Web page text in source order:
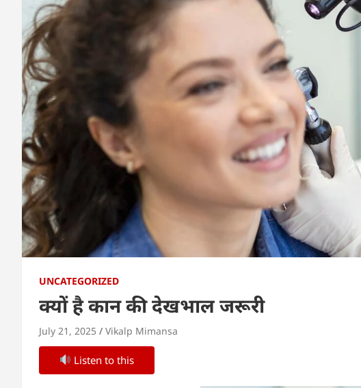
UNCATEGORIZED
क्यों है कान की देखभाल जरूरी
July 21, 2025 Vikalp Mimansa
Listen to this